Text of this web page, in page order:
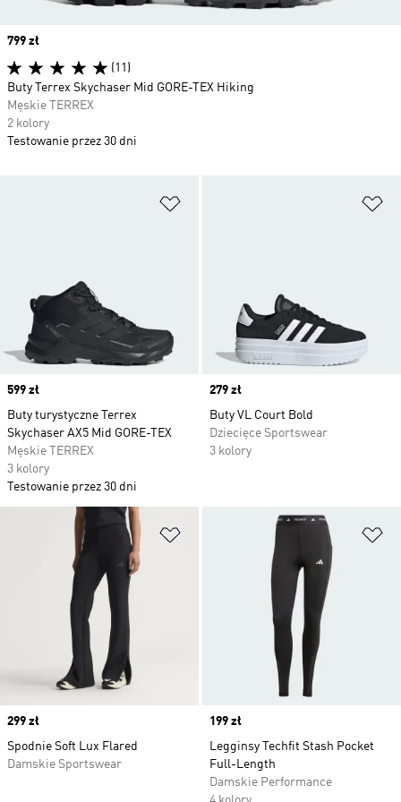
Price
599 zł
Buty turystyczne Terrex
Skychaser AX5 Mid GORE-TEX
Męskie TERREX
3 kolory
Testowanie przez 30 dni
Price
279 zł
Buty VL Court Bold
Dziecięce Sportswear
3 kolory
Dodaj do listy życzeń
Price
299 zł
Spodnie Soft Lux Flared
Damskie Sportswear
Price
199 zł
Legginsy Techfit Stash Pocket
Full-Length
Damskie Performance
Price
799 zł
(11)
Buty Terrex Skychaser Mid GORE-TEX Hiking
Męskie TERREX
2 kolory
Testowanie przez 30 dni